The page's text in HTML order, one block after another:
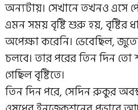
অন্যটায়। সেখানে তখনও এসে
এমন সময় বৃষ্টি শুরু হয়, বৃষ্টির
অপেক্ষা করেনি। ভেবেছিল,
চলবে। তার পরের তিন দিন
গেছিল বৃষ্টিতে।
তিন দিন পরে, সেদিন রুকুর